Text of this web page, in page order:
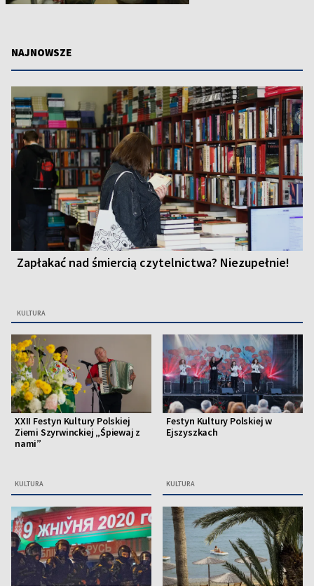
NAJNOWSZE
Zapłakać nad śmiercią czytelnictwa? Niezupełnie!
KULTURA
XXII Festyn Kultury Polskiej
Ziemi Szyrwinckiej „Śpiewaj z
nami”
KULTURA
Festyn Kultury Polskiej w
Ejszyszkach
KULTURA